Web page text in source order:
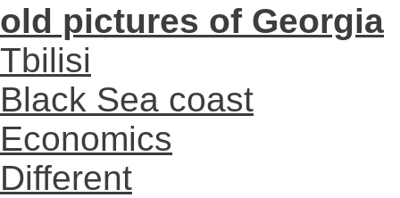
old pictures of Georgia
Tbilisi
Black Sea coast
Economics
Different